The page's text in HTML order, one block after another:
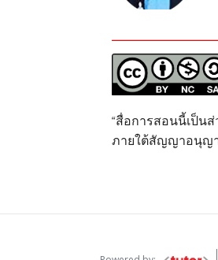
“สื่อการสอนนี้เป็น
ภายใต้สัญญาอนุญาต